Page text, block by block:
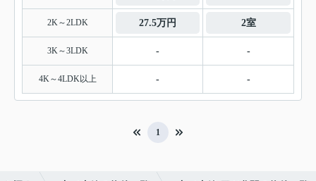
2K～2LDK 27.5万円 2室
3K～3LDK - -
4K～4LDK以上 - -
1